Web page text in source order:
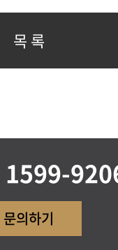
목 록
1599-
문의하기